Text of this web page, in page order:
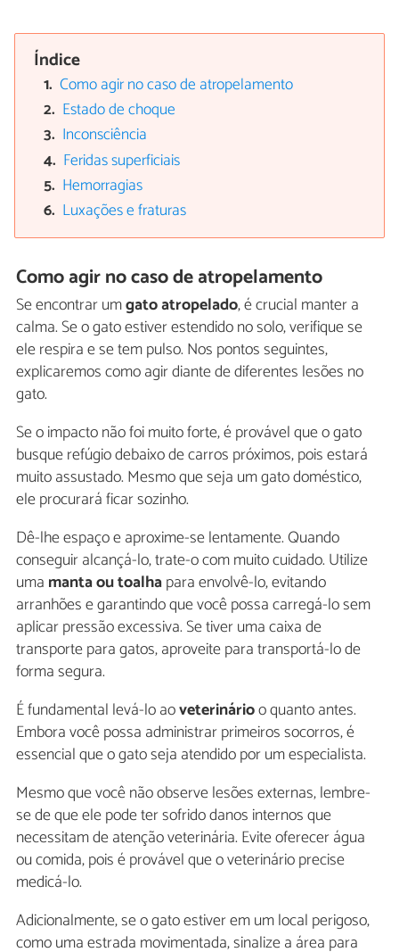
Índice
Como agir no caso de atropelamento
Estado de choque
Inconsciência
Feridas superficiais
Hemorragias
Luxações e fraturas
Como agir no caso de atropelamento
Se encontrar umgato atropelado, é crucial manter a
calma. Se o gato estiver estendido no solo, verifique se
ele respira e se tem pulso. Nos pontos seguintes,
explicaremos como agir diante de diferentes lesões no
gato.
Se o impacto não foi muito forte, é provável que o gato
busque refúgio debaixo de carros próximos, pois estará
muito assustado. Mesmo que seja um gato doméstico,
ele procurará ficar sozinho.
Dê-lhe espaço e aproxime-se lentamente. Quando
conseguir alcançá-lo, trate-o com muito cuidado. Utilize
uma manta ou toalhapara envolvê-lo, evitando
arranhões e garantindo que você possa carregá-lo sem
aplicar pressão excessiva. Se tiver uma caixa de
transporte para gatos, aproveite para transportá-lo de
forma segura.
É fundamental levá-lo aoveterinárioo quanto antes.
Embora você possa administrar primeiros socorros, é
essencial que o gato seja atendido por um especialista.
Mesmo que você não observe lesões externas, lembre-
se de que ele pode ter sofrido danos internos que
necessitam de atenção veterinária. Evite oferecer água
ou comida, pois é provável que o veterinário precise
medicá-lo.
Adicionalmente, se o gato estiver em um local perigoso,
como uma estrada movimentada, sinalize a área para